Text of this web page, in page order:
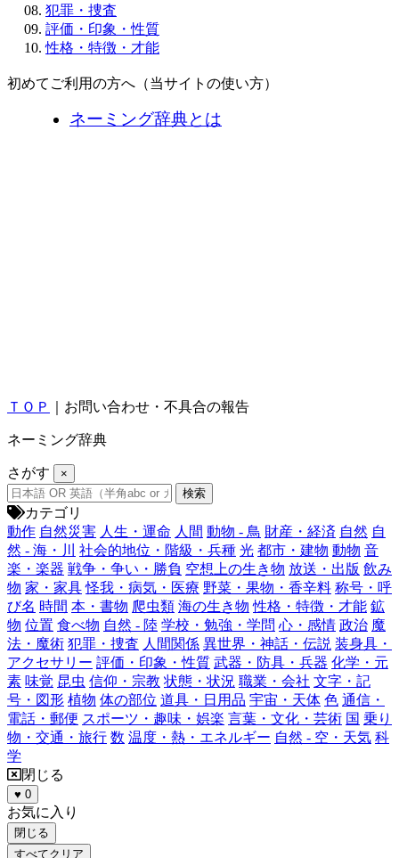
犯罪・捜査
評価・印象・性質
性格・特徴・才能
初めてご利用の方へ（当サイトの使い方）
ネーミング辞典とは
ＴＯＰ ｜お問い合わせ・不具合の報告
ネーミング辞典
さがす ×
カテゴリ
動作 自然災害 人生・運命 人間 動物 - 鳥 財産・経済 自然 自
然 - 海・川
社会的地位・階級・兵種 光 都市・建物 動物 音
楽・楽器 戦争・争い・勝負 空想上の生き物 放送・出版 飲み
物 家・家具 怪我・病気・医療 野菜・果物・香辛料 称号・呼
び名 時間 本・書物 爬虫類 海の生き物 性格・特徴・才能 鉱
物 位置 食べ物 自然 - 陸 学校・勉強・学問 心・感情 政治 魔
法・魔術 犯罪・捜査 人間関係 異世界・神話・伝説 装身具・
アクセサリー 評価・印象・性質 武器・防具・兵器 化学・元
素 味覚 昆虫 信仰・宗教 状態・状況 職業・会社 文字・記
号・図形 植物 体の部位 道具・日用品 宇宙・天体 色 通信・
電話・郵便 スポーツ・趣味・娯楽 言葉・文化・芸術 国 乗り
物・交通・旅行 数 温度・熱・エネルギー 自然 - 空・天気 科
学
閉じる
♥ 0
お気に入り
閉じる
すべてクリア